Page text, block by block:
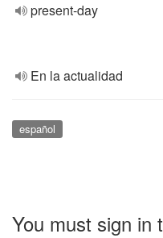
present-day
En la actualidad
español
You must sign in